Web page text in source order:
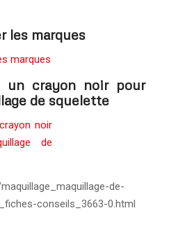
les marques
un crayon noir pour
de squelette
de-
conseils_3663-0.html